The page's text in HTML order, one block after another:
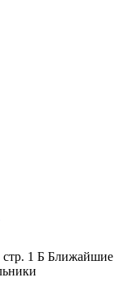
стр. 1 Б Ближайшие